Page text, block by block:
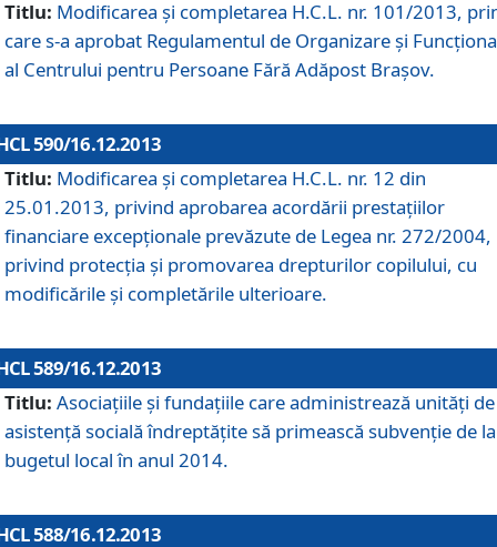
Titlu: Modificarea şi completarea H.C.L. nr. 101/2013,
care s-a aprobat Regulamentul de Organizare şi
al Centrului pentru Persoane Fără Adăpost Braşov.
590/16.12.2013
Titlu: Modificarea şi completarea H.C.L. nr. 12 din
25.01.2013, privind aprobarea acordării prestaţiilor
financiare excepţionale prevăzute de Legea nr. 272/2004,
privind protecţia şi promovarea drepturilor copilului, cu
modificările şi completările ulterioare.
589/16.12.2013
Titlu: Asociaţiile şi fundaţiile care administrează unităţi de
asistenţă socială îndreptăţite să primească subvenţie de la
bugetul local în anul 2014.
588/16.12.2013